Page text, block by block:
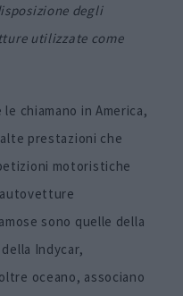
degli
utilizzate come
chiamano in America,
prestazioni che
motoristiche
sono quelle della
Indycar,
oceano, associano